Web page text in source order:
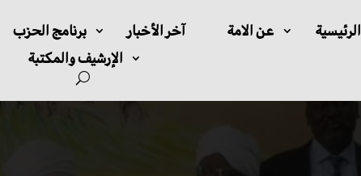
الرئيسية عن الامة آخر الأخبار برنامج الحزب
الإرشيف والمكتبة